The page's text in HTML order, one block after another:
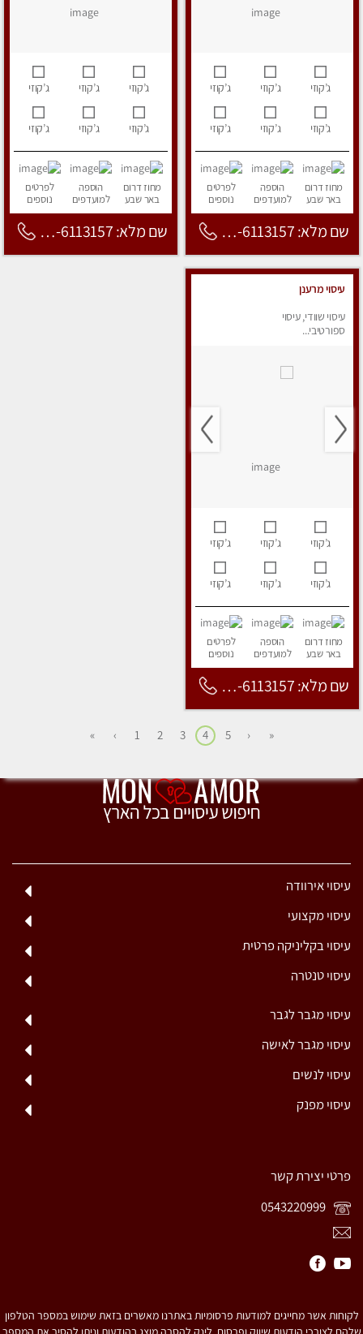
ג’קוזי ג’קוזי ג’קוזי
ג’קוזי ג’קוזי ג’קוזי
מחוז דרום
באר שבע
הוספה
למועדפים
לפרטים
נוספים
שם מלא: 053-6113157
ג’קוזי ג’קוזי ג’קוזי
ג’קוזי ג’קוזי ג’קוזי
מחוז דרום
באר שבע
הוספה
למועדפים
לפרטים
נוספים
שם מלא: 053-6113157
עיסוי מרענן
עיסוי שוודי, עיסוי
ספורטיבי...
ג’קוזי ג’קוזי ג’קוזי
ג’קוזי ג’קוזי ג’קוזי
מחוז דרום
באר שבע
הוספה
למועדפים
לפרטים
נוספים
שם מלא: 053-6113157
«
‹
5
4
3
2
1
›
»
עיסוי אירוודה
עיסוי מקצועי
עיסוי בקליניקה פרטית
עיסוי טנטרה
עיסוי מגבר לגבר
עיסוי מגבר לאישה
עיסוי לנשים
עיסוי מפנק
פרטי יצירת קשר
לקוחות אשר מחייגים למודעות פרסומיות באתרנו מאשרים בזאת שימוש במספר הטלפון